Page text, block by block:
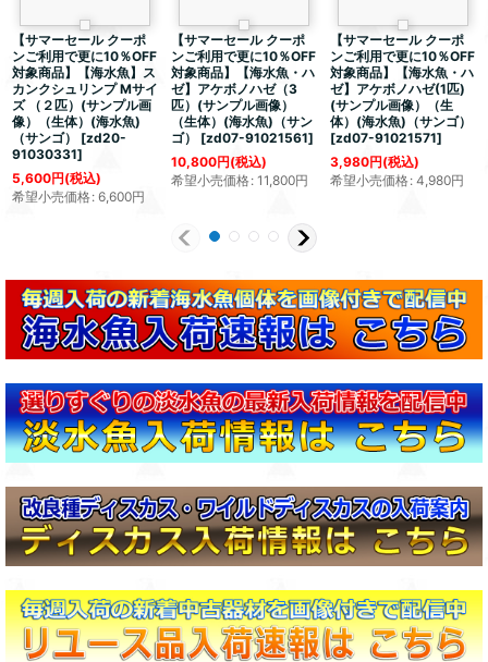
【サマーセール クーポ
ンご利用で更に10％OFF
対象商品】【海水魚】ス
カンクシュリンプ Mサイ
ズ （２匹）(サンプル画
像）（生体）(海水魚)
（サンゴ）
[zd20-
91030331]
5,600円(税込)
希望小売価格: 6,600円
【サマーセール クーポ
ンご利用で更に10％OFF
対象商品】【海水魚・ハ
ゼ】アケボノハゼ（3
匹）(サンプル画像）
（生体）(海水魚)（サン
ゴ）
[zd07-91021561]
10,800円(税込)
希望小売価格: 11,800円
【サマーセール クーポ
ンご利用で更に10％OFF
対象商品】【海水魚・ハ
ゼ】アケボノハゼ(1匹)
(サンプル画像）（生
体）(海水魚)（サンゴ）
[zd07-91021571]
3,980円(税込)
希望小売価格: 4,980円